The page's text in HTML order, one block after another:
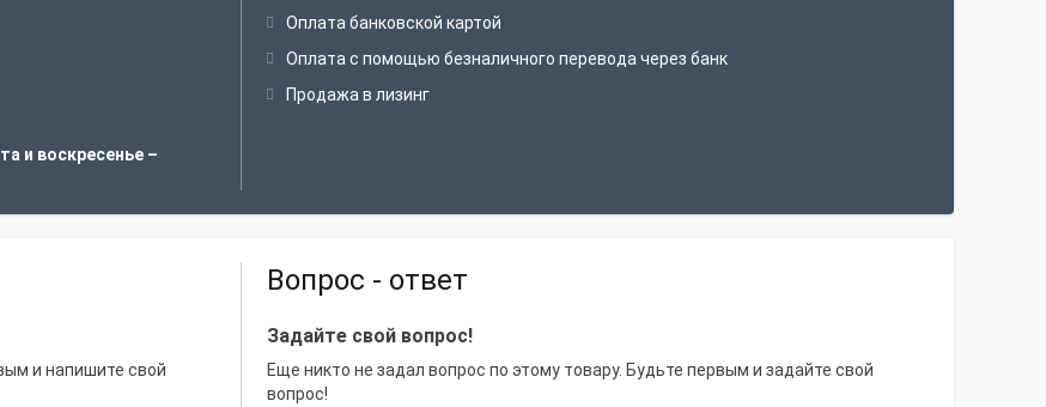
и воскресенье –
Оплата банковской картой
Оплата с помощью безналичного перевода через банк
Продажа в лизинг
и напишите свой
Вопрос - ответ
Задайте свой вопрос!
Еще никто не задал вопрос по этому товару. Будьте первым и задайте свой
вопрос!